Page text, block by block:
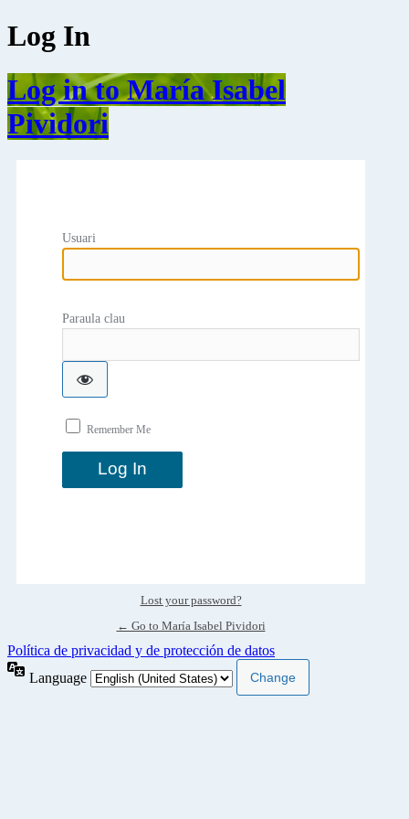
Log In
Log in to María Isabel
Pividori
Usuari
Paraula clau
Remember Me
Lost your password?
← Go to María Isabel Pividori
Política de privacidad y de protección de datos
Language